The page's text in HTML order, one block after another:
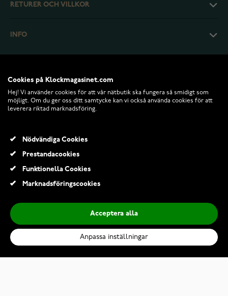
RETURER OCH VILLKOR
INFO
© 2026 Klockmagasinet.com
Chippendale fiskspade
1 639,00 Kr 2 299,00 Kr
Cookies på Klockmagasinet.com
Hej! Vi använder cookies för att vår nätbutik ska fungera så smidigt som
möjligt. Om du ger oss ditt samtycke kan vi också använda cookies för att
leverera riktad marknadsföring.
Nödvändiga Cookies
Prestandacookies
Funktionella Cookies
Marknadsföringscookies
Acceptera alla
Anpassa inställningar